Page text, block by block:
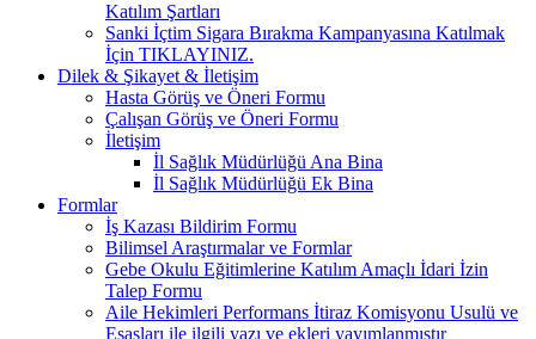
Katılım Şartları
Sanki İçtim Sigara Bırakma Kampanyasına Katılmak
İçin TIKLAYINIZ.
Dilek & Şikayet & İletişim
Hasta Görüş ve Öneri Formu
Çalışan Görüş ve Öneri Formu
İletişim
İl Sağlık Müdürlüğü Ana Bina
İl Sağlık Müdürlüğü Ek Bina
Formlar
İş Kazası Bildirim Formu
Bilimsel Araştırmalar ve Formlar
Gebe Okulu Eğitimlerine Katılım Amaçlı İdari İzin
Talep Formu
Aile Hekimleri Performans İtiraz Komisyonu Usulü ve
Esasları ile ilgili yazı ve ekleri yayımlanmıştır